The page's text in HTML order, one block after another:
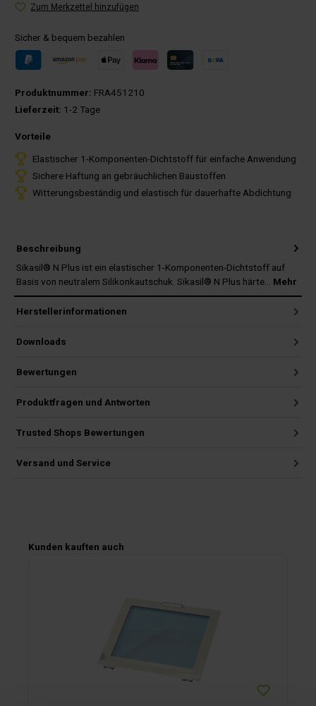
Zum Merkzettel hinzufügen
Sicher & bequem bezahlen
Produktnummer: FRA451210
Lieferzeit: 1-2 Tage
Vorteile
Elastischer 1-Komponenten-Dichtstoff für einfache Anwendung
Sichere Haftung an gebräuchlichen Baustoffen
Witterungsbeständig und elastisch für dauerhafte Abdichtung
Beschreibung
Sikasil® N Plus ist ein elastischer 1-Komponenten-Dichtstoff auf
Basis von neutralem Silikonkautschuk. Sikasil® N Plus härte… Mehr
Herstellerinformationen
Downloads
Bewertungen
Produktfragen und Antworten
Trusted Shops Bewertungen
Versand und Service
Produktgalerie überspringen
Kunden kauften auch